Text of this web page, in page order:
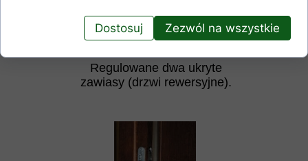
Regulowane dwa ukryte
zawiasy (drzwi rewersyjne).
Dostosuj Zezwól na wszystkie